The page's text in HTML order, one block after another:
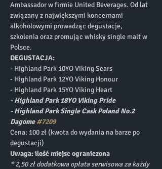
Ambassador w firmie United Beverages. Od lat
związany z największymi koncernami
alkoholowymi prowadząc degustacje,
szkolenia oraz promując whisky single malt w
Polsce.
DEGUSTACJA:
- Highland Park 10YO Viking Scars
- Highland Park 12YO Viking Honour
- Highland Park 15YO Viking Heart
- Highland Park 18YO Viking Pride
- Highland Park Single Cask Poland No.2
Dagome #7209
Cena: 100 zł (kwota do wydania na barze po
degustacji)
Uwaga: ilość miejsc ograniczona
* 2,50 zł dodatkowa opłata serwisowa za każdy